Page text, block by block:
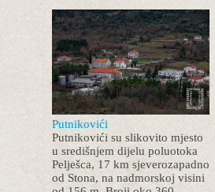
Putnikovići
Putnikovići su slikovito mjesto
u središnjem dijelu poluotoka
Pelješca, 17 km sjeverozapadno
od Stona, na nadmorskoj visini